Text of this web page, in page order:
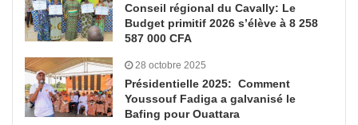
Conseil régional du Cavally: Le
Budget primitif 2026 s’élève à 8 258
587 000 CFA
28 octobre 2025
Présidentielle 2025: Comment
Youssouf Fadiga a galvanisé le
Bafing pour Ouattara